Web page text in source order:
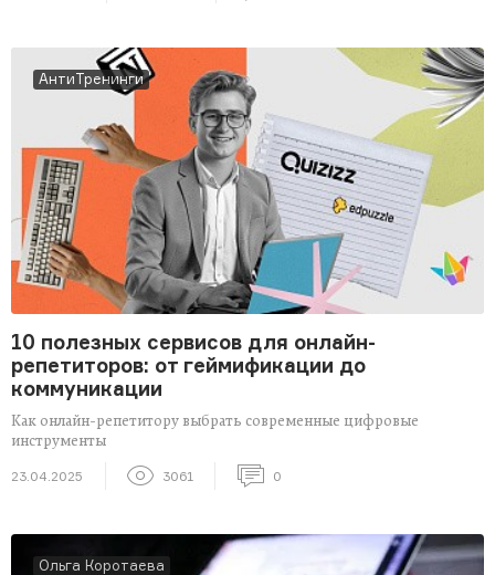
АнтиТренинги
10 полезных сервисов для онлайн-
репетиторов: от геймификации до
коммуникации
Как онлайн-репетитору выбрать современные цифровые
инструменты
23.04.2025 3061 0
Ольга Коротаева